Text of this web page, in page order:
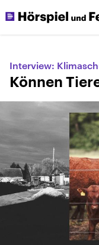
Interview:
Können